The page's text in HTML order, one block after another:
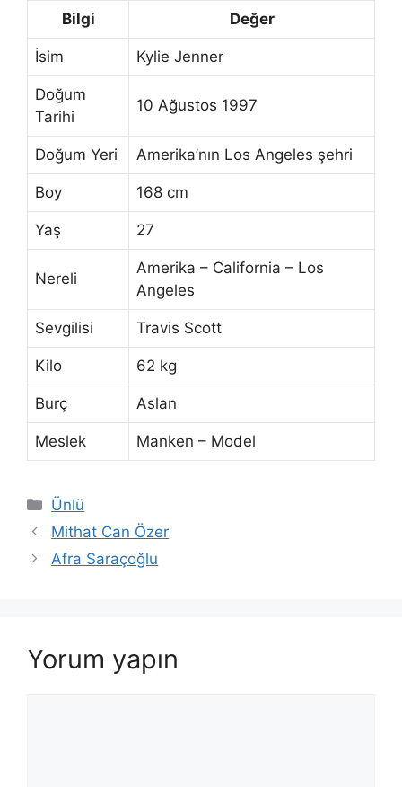
Bilgi Değer
İsim Kylie Jenner
Doğum
Tarihi
10 Ağustos 1997
Doğum Yeri Amerika’nın Los Angeles şehri
Boy 168 cm
Yaş 27
Nereli
Amerika – California – Los
Angeles
Sevgilisi Travis Scott
Kilo 62 kg
Burç Aslan
Meslek Manken – Model
Kategoriler
Ünlü
Mithat Can Özer
Afra Saraçoğlu
Yorum yapın